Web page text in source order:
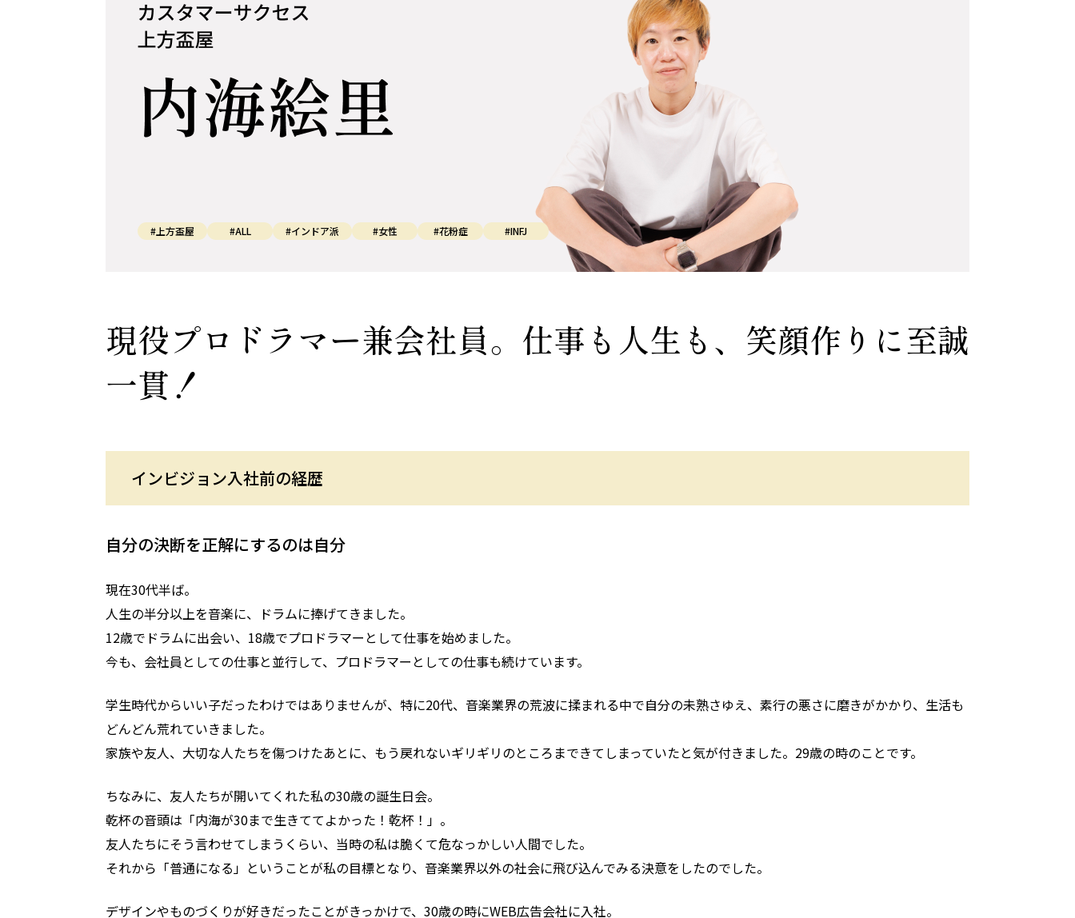
#上方盃屋 #ALL #インドア派 #女性 #花粉症 #INFJ
現役プロドラマー兼会社員。仕事も人生も、笑顔作りに至誠
一貫！
インビジョン入社前の経歴
自分の決断を正解にするのは自分
現在30代半ば。
人生の半分以上を音楽に、ドラムに捧げてきました。
12歳でドラムに出会い、18歳でプロドラマーとして仕事を始めました。
今も、会社員としての仕事と並行して、プロドラマーとしての仕事も続けています。
学生時代からいい子だったわけではありませんが、特に20代、音楽業界の荒波に揉まれる中で自分の未熟さゆえ、素行の悪さに磨きがかかり、生活も
どんどん荒れていきました。
家族や友人、大切な人たちを傷つけたあとに、もう戻れないギリギリのところまできてしまっていたと気が付きました。29歳の時のことです。
ちなみに、友人たちが開いてくれた私の30歳の誕生日会。
乾杯の音頭は「内海が30まで生きててよかった！乾杯！」。
友人たちにそう言わせてしまうくらい、当時の私は脆くて危なっかしい人間でした。
それから「普通になる」ということが私の目標となり、音楽業界以外の社会に飛び込んでみる決意をしたのでした。
デザインやものづくりが好きだったことがきっかけで、30歳の時にWEB広告会社に入社。